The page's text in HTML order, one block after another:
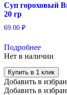
Суп гороховый
20 гр
69.00 ₽
Подробнее
Нет в наличии
Купить в 1 клик
Добавить в
Добавить в